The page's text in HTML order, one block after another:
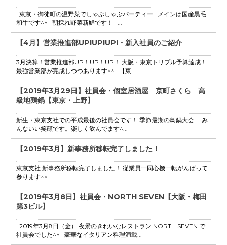
東京・御徒町の温野菜でしゃぶしゃぶパーティー メインは国産黒毛
和牛です^^ 朝採れ野菜新鮮です！ ...
【4月】営業推進部UP!UP!UP!・新入社員のご紹介
3月決算！営業推進部UP！UP！UP！ 大阪・東京トリプル予算達成！
最強営業部が完成しつつあります^^ 【東...
【2019年3月29日】社員会・個室居酒屋 京町さくら 高
級地鶏鍋【東京・上野】
新生・東京支社での平成最後の社員会です！ 季節最期の鳥鍋大会 み
んないい笑顔です。楽しく飲んでます^...
【2019年3月】新事務所移転完了しました！
東京支社 新事務所移転完了しました！ 従業員一同心機一転がんばって
参ります^^
【2019年3月8日】社員会・NORTH SEVEN【大阪・梅田
第3ビル】
2019年3月8日（金） 夜景のきれいなレストラン NORTH SEVEN で
社員会でした^^ 豪華なイタリアン料理満載...